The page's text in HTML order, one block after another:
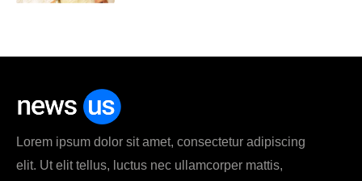
Lorem ipsum dolor sit amet, consectetur adipiscing
elit. Ut elit tellus, luctus nec ullamcorper mattis,